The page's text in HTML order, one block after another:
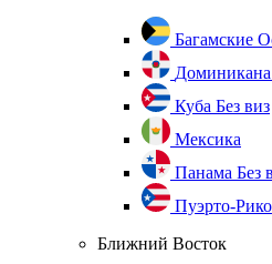
Багамские
Доминикана
Куба Без виз
Мексика
Панама Без
Пуэрто-Рико
Ближний Восток